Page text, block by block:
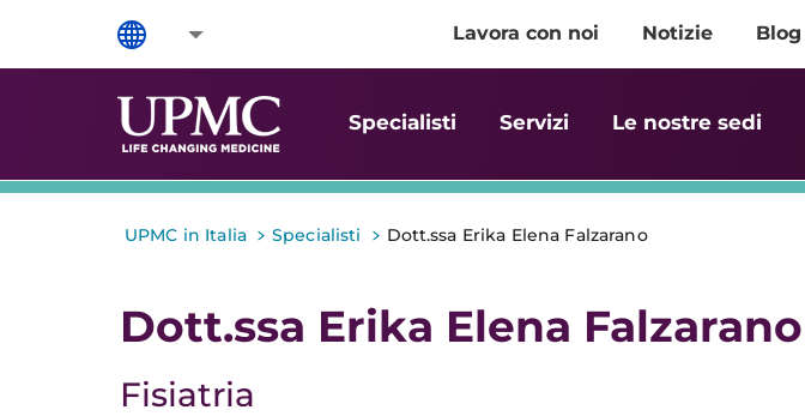
Lavora con noi Notizie Blog
Specialisti Servizi Le nostre sedi
UPMC in Italia > Specialisti > Dott.ssa Erika Elena Falzarano
Dott.ssa Erika Elena Falzarano
Fisiatria